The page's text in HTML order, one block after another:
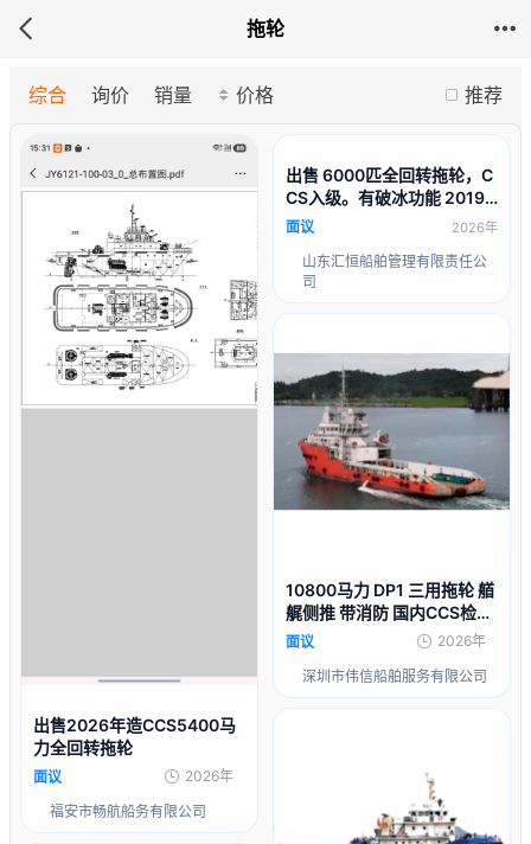
拖轮
推荐
综合 询价 销量 价格
出售2026年造CCS5400马
力全回转拖轮
面议 2026年
福安市畅航船务有限公司
社 • 船舶国籍：中国
出售 6000匹全回转拖轮，C
CS入级。有破冰功能 2019
年建造，总长38.宽11.吃水4
面议 2026年
山东汇恒船舶管理有限责任公
司
10800马力 DP1 三用拖轮 艏
艉侧推 带消防 国内CCS检验
出售2009年造
面议 2026年
深圳市伟信船舶服务有限公司